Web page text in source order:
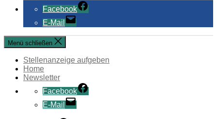
Facebook
E-Mail
Menü schließen
Stellenanzeige aufgeben
Home
Newsletter
Facebook
E-Mail